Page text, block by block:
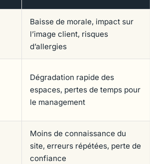
Baisse de morale, impact sur
l’image client, risques
d’allergies
Dégradation rapide des
espaces, pertes de temps pour
le management
Moins de connaissance du
site, erreurs répétées, perte de
confiance